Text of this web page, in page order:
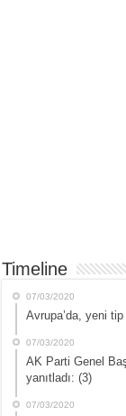
Timeline
07/03/2020
Avrupa’da, yeni
07/03/2020
AK Parti Genel
yanıtladı: (3)
07/03/2020